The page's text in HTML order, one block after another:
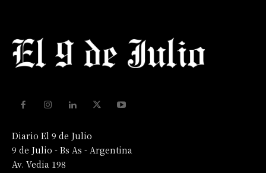
Diario El 9 de Julio
9 de Julio - Bs As - Argentina
Av. Vedia 198